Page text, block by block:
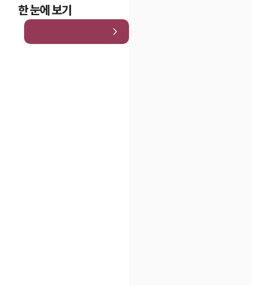
한 눈에 보기